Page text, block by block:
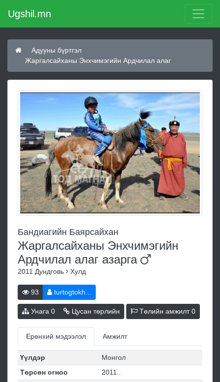
Ugshil.mn
Адууны бүртгэл
Жаргалсайханы Энхчимэгийн Ардчилал алаг
Бандиагийн Баярсайхан
Жаргалсайханы Энхчимэгийн
Ардчилал алаг азарга
2011 Дундговь Хулд
93 turtogtokh...
Унага 0 Цусан төрлийн Төлийн амжилт0
Ерөнхий мэдээлэл Амжилт
Үүлдэр
Монгол
Төрсөн огноо
2011..